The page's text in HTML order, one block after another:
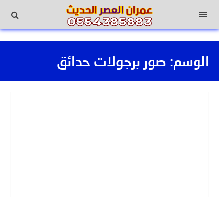
القائمة
الوسم: صور برجولات حدائق